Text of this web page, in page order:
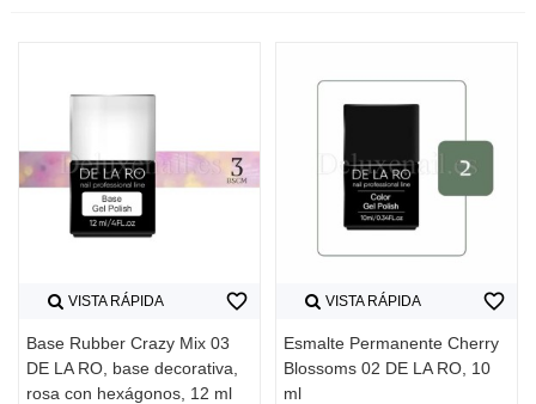
VISTA RÁPIDA
Base Rubber Crazy Mix 03
DE LA RO, base decorativa,
rosa con hexágonos, 12 ml
favorite_border VISTA RÁPIDA
Esmalte Permanente Cherry
Blossoms 02 DE LA RO, 10
ml
favorite_border